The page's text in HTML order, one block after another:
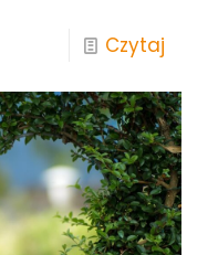
Czytaj